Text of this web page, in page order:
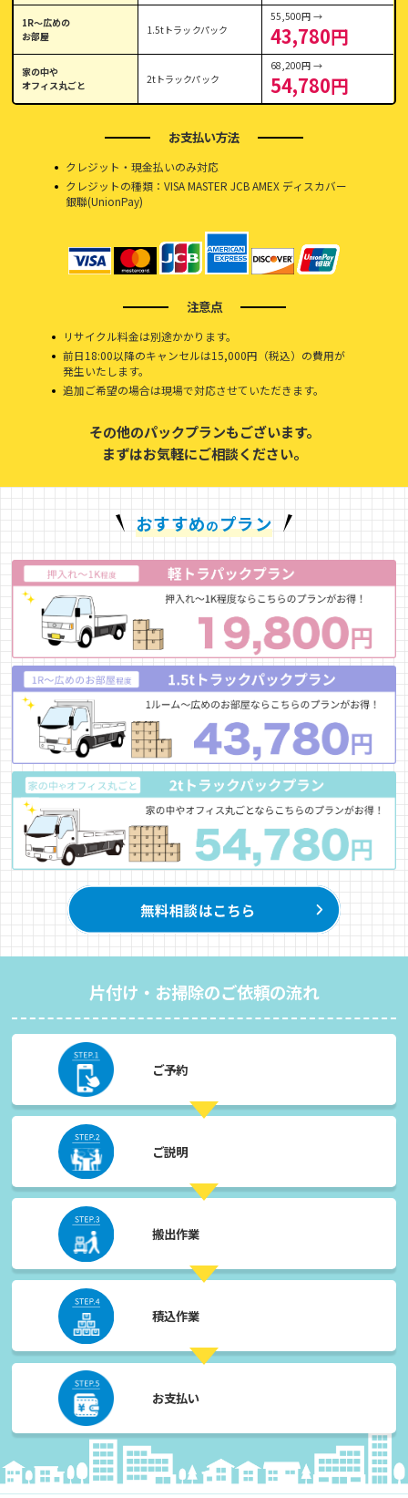
1R〜広めの
お部屋
1.5tトラックパック
55,500円 →
43,780円
家の中や
オフィス丸ごと
2tトラックパック
68,200円 →
54,780円
お支払い方法
クレジット・現金払いのみ対応
クレジットの種類：VISA MASTER JCB AMEX ディスカバー
銀聯(UnionPay)
注意点
リサイクル料金は別途かかります。
前日18:00以降のキャンセルは15,000円（税込）の費用が
発生いたします。
追加ご希望の場合は現場で対応させていただきます。
その他のパックプランもございます。
まずはお気軽にご相談ください。
おすすめのプラン
片付け・お掃除のご依頼の流れ
ご予約
ご説明
搬出作業
積込作業
お支払い